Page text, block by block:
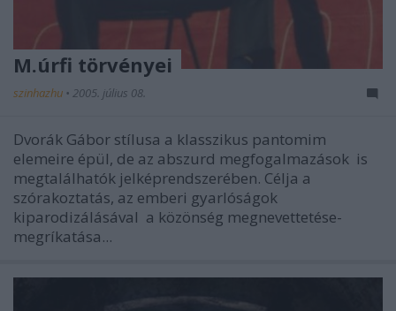
M.úrfi törvényei
szinhazhu • 2005. július 08.
Dvorák Gábor stílusa a klasszikus pantomim
elemeire épül, de az abszurd megfogalmazások is
megtalálhatók jelképrendszerében. Célja a
szórakoztatás, az emberi gyarlóságok
kiparodizálásával a közönség megnevettetése-
megríkatása...